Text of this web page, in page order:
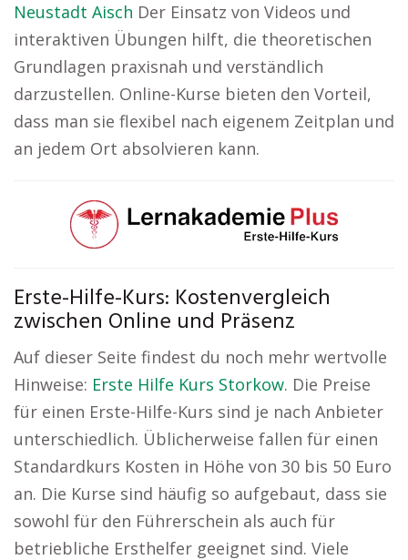
Neustadt Aisch Der Einsatz von Videos und
interaktiven Übungen hilft, die theoretischen
Grundlagen praxisnah und verständlich
darzustellen. Online-Kurse bieten den Vorteil,
dass man sie flexibel nach eigenem Zeitplan und
an jedem Ort absolvieren kann.
Erste-Hilfe-Kurs: Kostenvergleich
zwischen Online und Präsenz
Auf dieser Seite findest du noch mehr wertvolle
Hinweise: Erste Hilfe Kurs Storkow. Die Preise
für einen Erste-Hilfe-Kurs sind je nach Anbieter
unterschiedlich. Üblicherweise fallen für einen
Standardkurs Kosten in Höhe von 30 bis 50 Euro
an. Die Kurse sind häufig so aufgebaut, dass sie
sowohl für den Führerschein als auch für
betriebliche Ersthelfer geeignet sind. Viele